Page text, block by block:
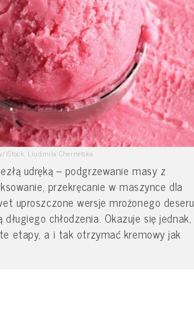
iStock, Liudmila Chernetska
udręką – podgrzewanie masy z
przekręcanie w maszynce dla
uproszczone wersje mrożonego deseru
chłodzenia. Okazuje się jednak,
etapy, a i tak otrzymać kremowy jak